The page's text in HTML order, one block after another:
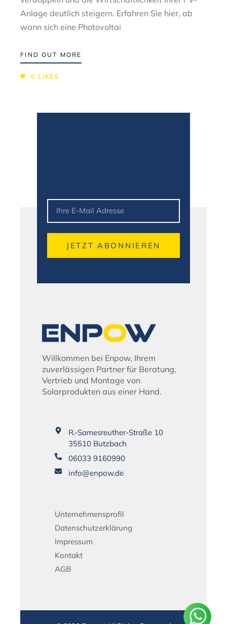
Anlage deutlich steigern. Erfahren Sie hier, ab
wann sich eine Photovoltai
FIND OUT MORE
0 LIKES
JETZT ABONNIEREN
Willkommen bei Enpow, Ihrem
zuverlässigen Partner für Beratung,
Vertrieb und Montage von
Solarprodukten aus einer Hand.
R.-Samesreuther-Straße 10
35510 Butzbach
06033 9160990
info@enpow.de
Unternehmensprofil
Datenschutzerklärung
Impressum
Kontakt
AGB